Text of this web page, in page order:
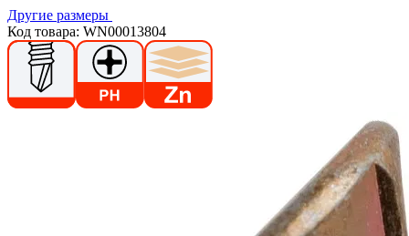
Другие размеры
Код товара: WN00013804